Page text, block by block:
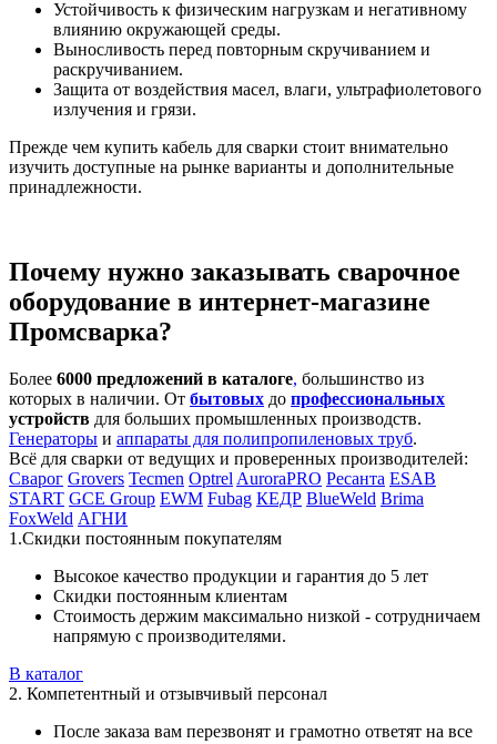
Устойчивость к физическим нагрузкам и негативному
влиянию окружающей среды.
Выносливость перед повторным скручиванием и
раскручиванием.
Защита от воздействия масел, влаги, ультрафиолетового
излучения и грязи.
Прежде чем купить кабель для сварки стоит внимательно
изучить доступные на рынке варианты и дополнительные
принадлежности.
Почему нужно заказывать сварочное
оборудование в интернет-магазине
Промсварка?
Более 6000 предложений в каталоге, большинство из
которых в наличии. От бытовых до профессиональных
устройств для больших промышленных производств.
Генераторы и аппараты для полипропиленовых труб.
Всё для сварки от ведущих и проверенных производителей:
Сварог Grovers Tecmen Optrel AuroraPRO Ресанта ESAB
START GCE Group EWM Fubag КЕДР BlueWeld Brima
FoxWeld АГНИ
1.Скидки постоянным покупателям
Высокое качество продукции и гарантия до 5 лет
Скидки постоянным клиентам
Стоимость держим максимально низкой - сотрудничаем
напрямую с производителями.
В каталог
2. Компетентный и отзывчивый персонал
После заказа вам перезвонят и грамотно ответят на все